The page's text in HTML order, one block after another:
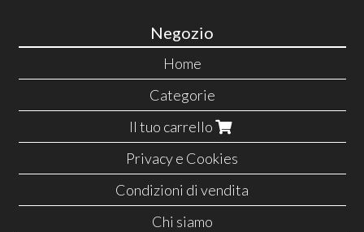
Negozio
Home
Categorie
Il tuo carrello
Privacy e Cookies
Condizioni di vendita
Chi siamo